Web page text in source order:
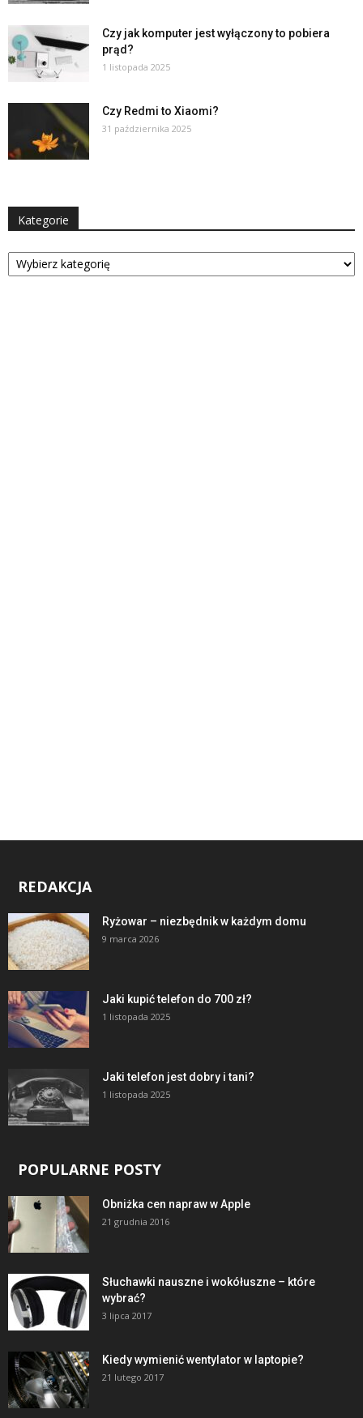
Czy jak komputer jest wyłączony to pobiera
prąd?
1 listopada 2025
Czy Redmi to Xiaomi?
31 października 2025
Kategorie
Kategorie
REDAKCJA
Ryżowar – niezbędnik w każdym domu
9 marca 2026
Jaki kupić telefon do 700 zł?
1 listopada 2025
Jaki telefon jest dobry i tani?
1 listopada 2025
POPULARNE POSTY
Obniżka cen napraw w Apple
21 grudnia 2016
Słuchawki nauszne i wokółuszne – które
wybrać?
3 lipca 2017
Kiedy wymienić wentylator w laptopie?
21 lutego 2017